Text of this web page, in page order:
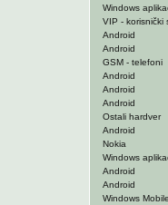
Windows
VIP - korisnički
Android
Android
GSM - telefoni
Android
Android
Android
Ostali hardver
Android
Nokia
Windows
Android
Android
Windows Mobile